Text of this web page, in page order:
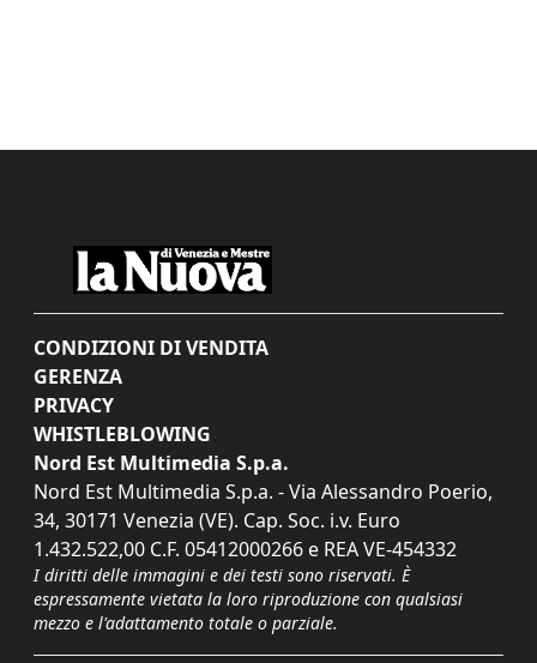
CONDIZIONI DI VENDITA
GERENZA
PRIVACY
WHISTLEBLOWING
Nord Est Multimedia S.p.a.
Nord Est Multimedia S.p.a. - Via Alessandro Poerio,
34, 30171 Venezia (VE). Cap. Soc. i.v. Euro
1.432.522,00 C.F. 05412000266 e REA VE-454332
I diritti delle immagini e dei testi sono riservati. È
espressamente vietata la loro riproduzione con qualsiasi
mezzo e l'adattamento totale o parziale.